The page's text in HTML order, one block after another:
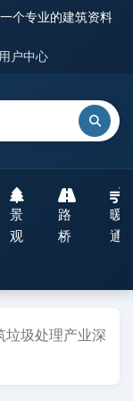
个专业的建筑资料
用户中心
景
观
路
桥
暖
通
垃圾处理产业深